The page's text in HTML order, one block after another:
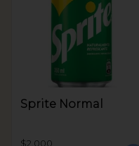
Sprite Normal
$2.000